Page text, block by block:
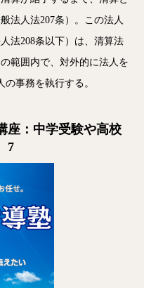
法人法207条）。この法人
法208条以下）は、清算法
範囲内で、対外的に法人を
事務を執行する。
座：中学受験や高校
7